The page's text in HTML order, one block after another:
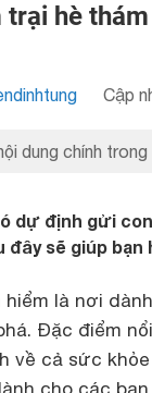
hè
Cập
dung chính trong
dự định gửi
đây sẽ giúp
hiểm là nơi
Đặc điểm
về cả sức
cho các